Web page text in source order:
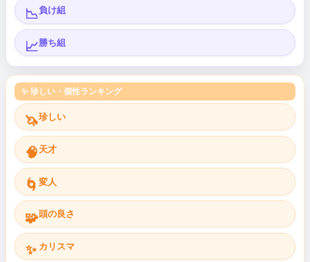
📉負け組
📈勝ち組
✨ 珍しい・個性ランキング
🦄珍しい
🧠 天才
🌀 変人
🧩頭の良さ
✨ カリスマ